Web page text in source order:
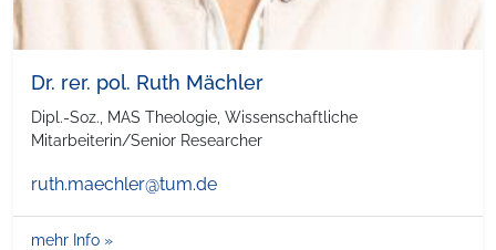
Dr. rer. pol. Ruth Mächler
Dipl.-Soz., MAS Theologie, Wissenschaftliche
Mitarbeiterin/Senior Researcher
ruth.maechler@tum.de
mehr Info »